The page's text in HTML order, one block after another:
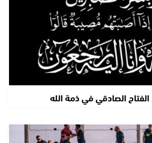
الفتاح الصادقي في ذمة الله